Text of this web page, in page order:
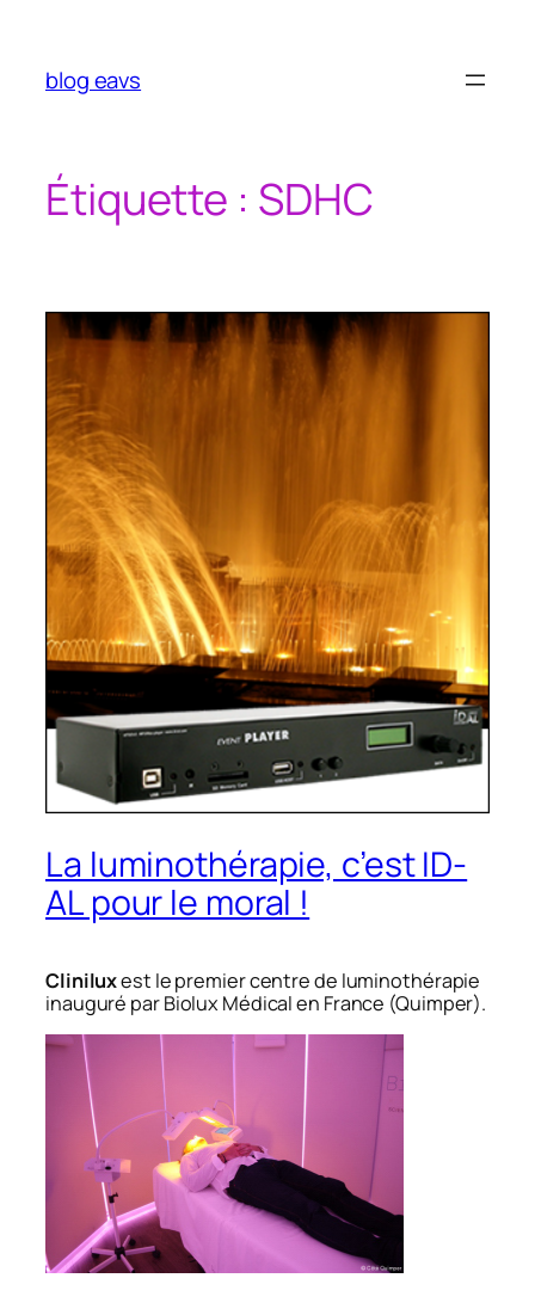
contenu
blog eavs
Étiquette : SDHC
La luminothérapie, c’est ID-
AL pour le moral !
Cliniluxest le premier centre de luminothérapie
inauguré par Biolux Médical en France (Quimper).